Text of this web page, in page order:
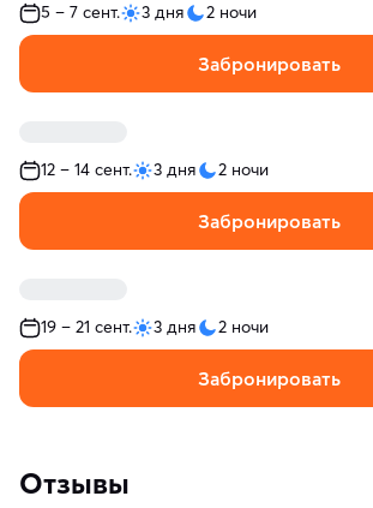
5 – 7 сент. 3 дня 2 ночи
Забронировать
12 – 14 сент. 3 дня 2 ночи
Забронировать
19 – 21 сент. 3 дня 2 ночи
Забронировать
Отзывы